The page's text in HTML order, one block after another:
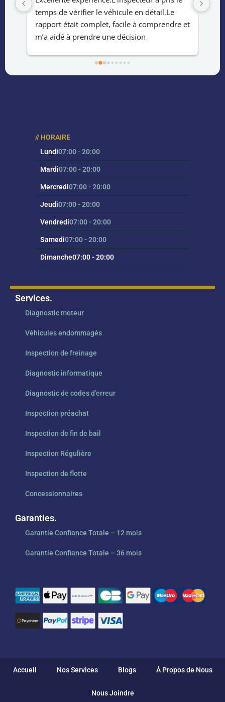
temps de vérifier le véhicule en détail.Le
rapport était complet, facile à comprendre et
m’a aidé à prendre une décision
au
// HORAIRE
Lundi07:00 - 20:00
Mardi07:00 - 20:00
Mercredi07:00 - 20:00
Jeudi07:00 - 20:00
Vendredi07:00 - 20:00
Samedi07:00 - 20:00
Dimanche07:00 - 20:00
Services.
Diagnostic moteur
Véhicules endommagés
Inspection de freinage
Diagnostic informatique
Diagnostic de codes d’erreur
Inspection préachat
Inspection de fin de bail
Inspection Régulière
Inspection de flotte
Concessionnaires
Garanties.
Garantie Confiance Totale – 12 mois
Garantie Confiance Totale – 36 mois
Accueil Nos Services Blogs À Propos de Nous
Nous Joindre